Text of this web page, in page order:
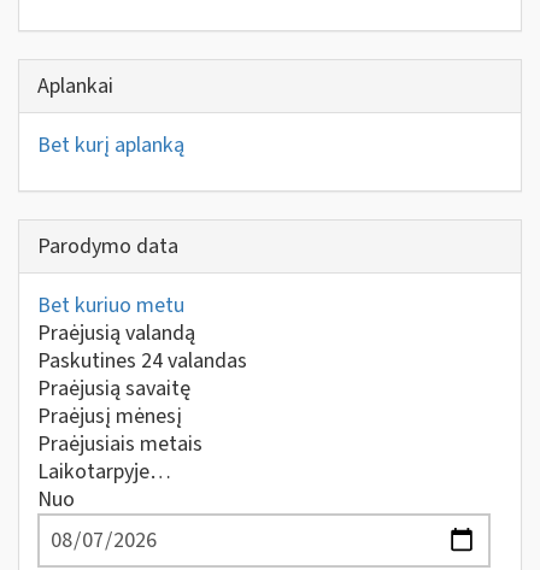
Aplankai
Bet kurį aplanką
Parodymo data
Bet kuriuo metu
Praėjusią valandą
Paskutines 24 valandas
Praėjusią savaitę
Praėjusį mėnesį
Praėjusiais metais
Laikotarpyje…
Nuo